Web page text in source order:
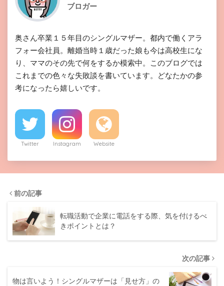
ブロガー
奥さん卒業１５年目のシングルマザー。都内で働くアラ
フォー会社員。離婚当時１歳だった娘も今は高校生にな
り、ママのその先で何をするか模索中。このブログでは
これまでの色々な失敗談を書いています。どなたかの参
考になったら嬉しいです。
Twitter Instagram Website
前の記事
転職活動で企業に電話をする際、気を付けるべ
きポイントとは？
次の記事
物は言いよう！シングルマザーは「見せ方」の